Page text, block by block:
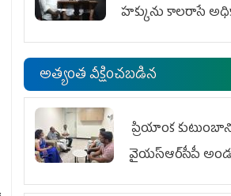
హక్కును కాలరాసే
లేదు
అత్యంత వీక్షించబడిన
ప్రియాంక
వైయ‌స్ఆర్‌సీపీ
జరిగే వరకు